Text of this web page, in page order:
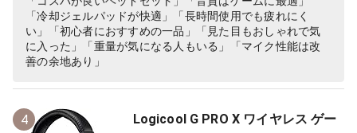
「冷却ジェルパッドが快適」「長時間使用でも疲れにく
い」「初心者におすすめの一品」「見た目もおしゃれで気
に入った」「重量が気になる人もいる」「マイク性能は改
善の余地あり」
4
Logicool G PRO X ワイヤレス ゲー